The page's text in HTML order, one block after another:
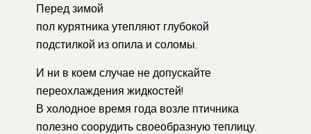
Перед зимой
пол курятника утепляют глубокой
подстилкой из опила и соломы.
И ни в коем случае не допускайте
переохлаждения жидкостей!
В холодное время года возле птичника
полезно соорудить своеобразную теплицу.